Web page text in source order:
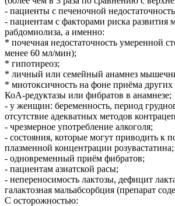
- пациенты с печеночной
- пациентам с факторами риска развития
рабдомиолиза, а именно:
* почечная недостаточность умеренной
менее 60 мл/мин);
* гипотиреоз;
* личный или семейный анамнез
* миотоксичность на фоне приёма
КоА-редуктазы или фибратов в анамнезе;
- у женщин: беременность, период
отсутствие адекватных методов
- чрезмерное употребление алкоголя;
- состояния, которые могут приводить к
плазменной концентрации розувастатина;
- одновременный приём фибратов;
- пациентам азиатской расы;
- непереносимость лактозы, дефицит
галактозная мальабсорбция (препарат
С осторожностью: